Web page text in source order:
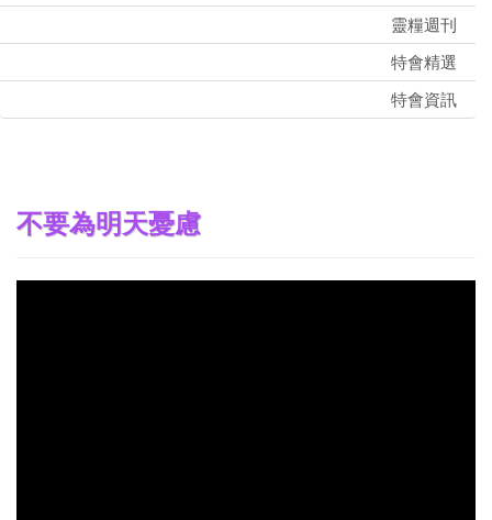
靈糧週刊
特會精選
特會資訊
不要為明天憂慮